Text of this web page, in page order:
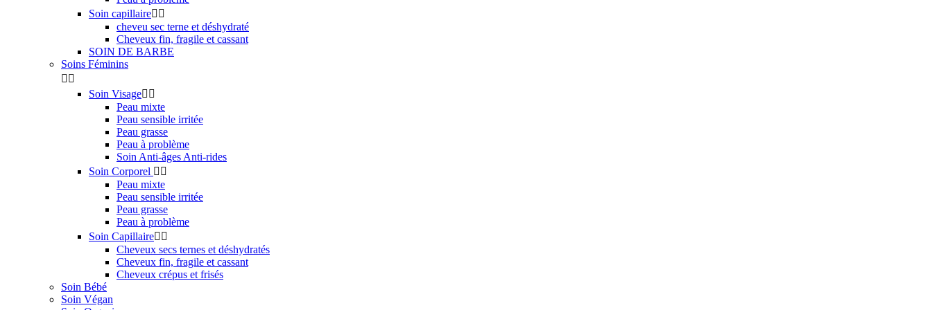
Soin capillaire 
cheveu sec terne et déshydraté
Cheveux fin, fragile et cassant
SOIN DE BARBE
Soins Féminins
 
Soin Visage 
Peau mixte
Peau sensible irritée
Peau grasse
Peau à problème
Soin Anti-âges Anti-rides
Soin Corporel  
Peau mixte
Peau sensible irritée
Peau grasse
Peau à problème
Soin Capillaire 
Cheveux secs ternes et déshydratés
Cheveux fin, fragile et cassant
Cheveux crépus et frisés
Soin Bébé
Soin Végan